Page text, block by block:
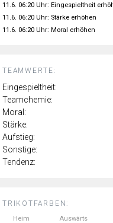
TRIKOTFARBEN:
Heim Auswärts
TEAMWERTE:
Eingespieltheit:
Teamchemie:
Moral:
Stärke:
Aufstieg:
Sonstige:
Tendenz:
11.6. 06:20 Uhr: Eingespieltheit
11.6. 06:20 Uhr: Stärke erhöhen
11.6. 06:20 Uhr: Moral erhöhen